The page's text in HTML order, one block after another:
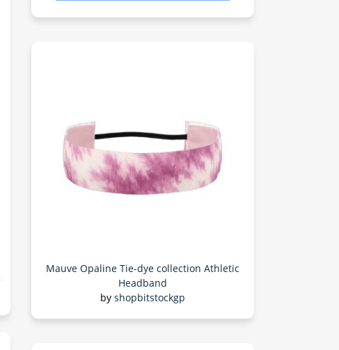
Mauve Opaline Tie-dye collection Athletic
Headband
by shopbitstockgp